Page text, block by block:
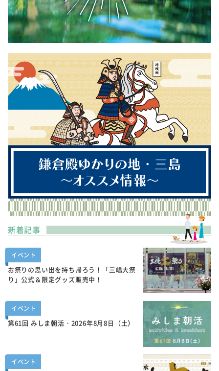
新着記事
イベント
お祭りの思い出を持ち帰ろう！「三嶋大祭
り」公式＆限定グッズ販売中！
イベント
第61回 みしま朝活・2026年8月8日（土）
イベント